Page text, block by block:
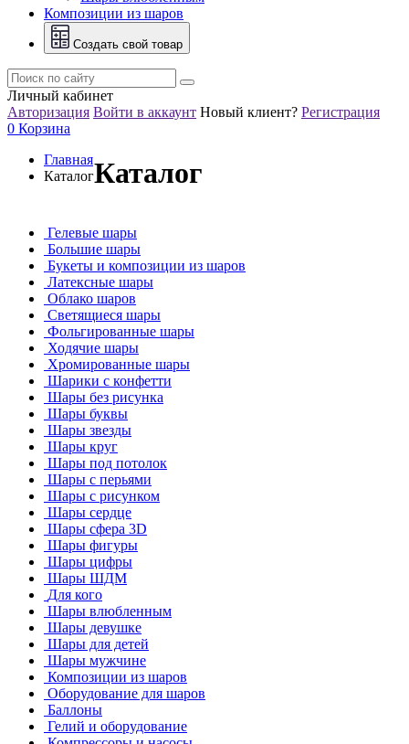
Композиции из шаров
Создать свой товар
Личный кабинет
Авторизация Войти в аккаунт Новый клиент? Регистрация
0 Корзина
Главная
КаталогКаталог
Гелевые шары
Большие шары
Букеты и композиции из шаров
Латексные шары
Облако шаров
Светящиеся шары
Фольгированные шары
Ходячие шары
Хромированные шары
Шарики с конфетти
Шары без рисунка
Шары буквы
Шары звезды
Шары круг
Шары под потолок
Шары с перьями
Шары с рисунком
Шары сердце
Шары сфера 3D
Шары фигуры
Шары цифры
Шары ШДМ
Для кого
Шары влюбленным
Шары девушке
Шары для детей
Шары мужчине
Композиции из шаров
Оборудование для шаров
Баллоны
Гелий и оборудование